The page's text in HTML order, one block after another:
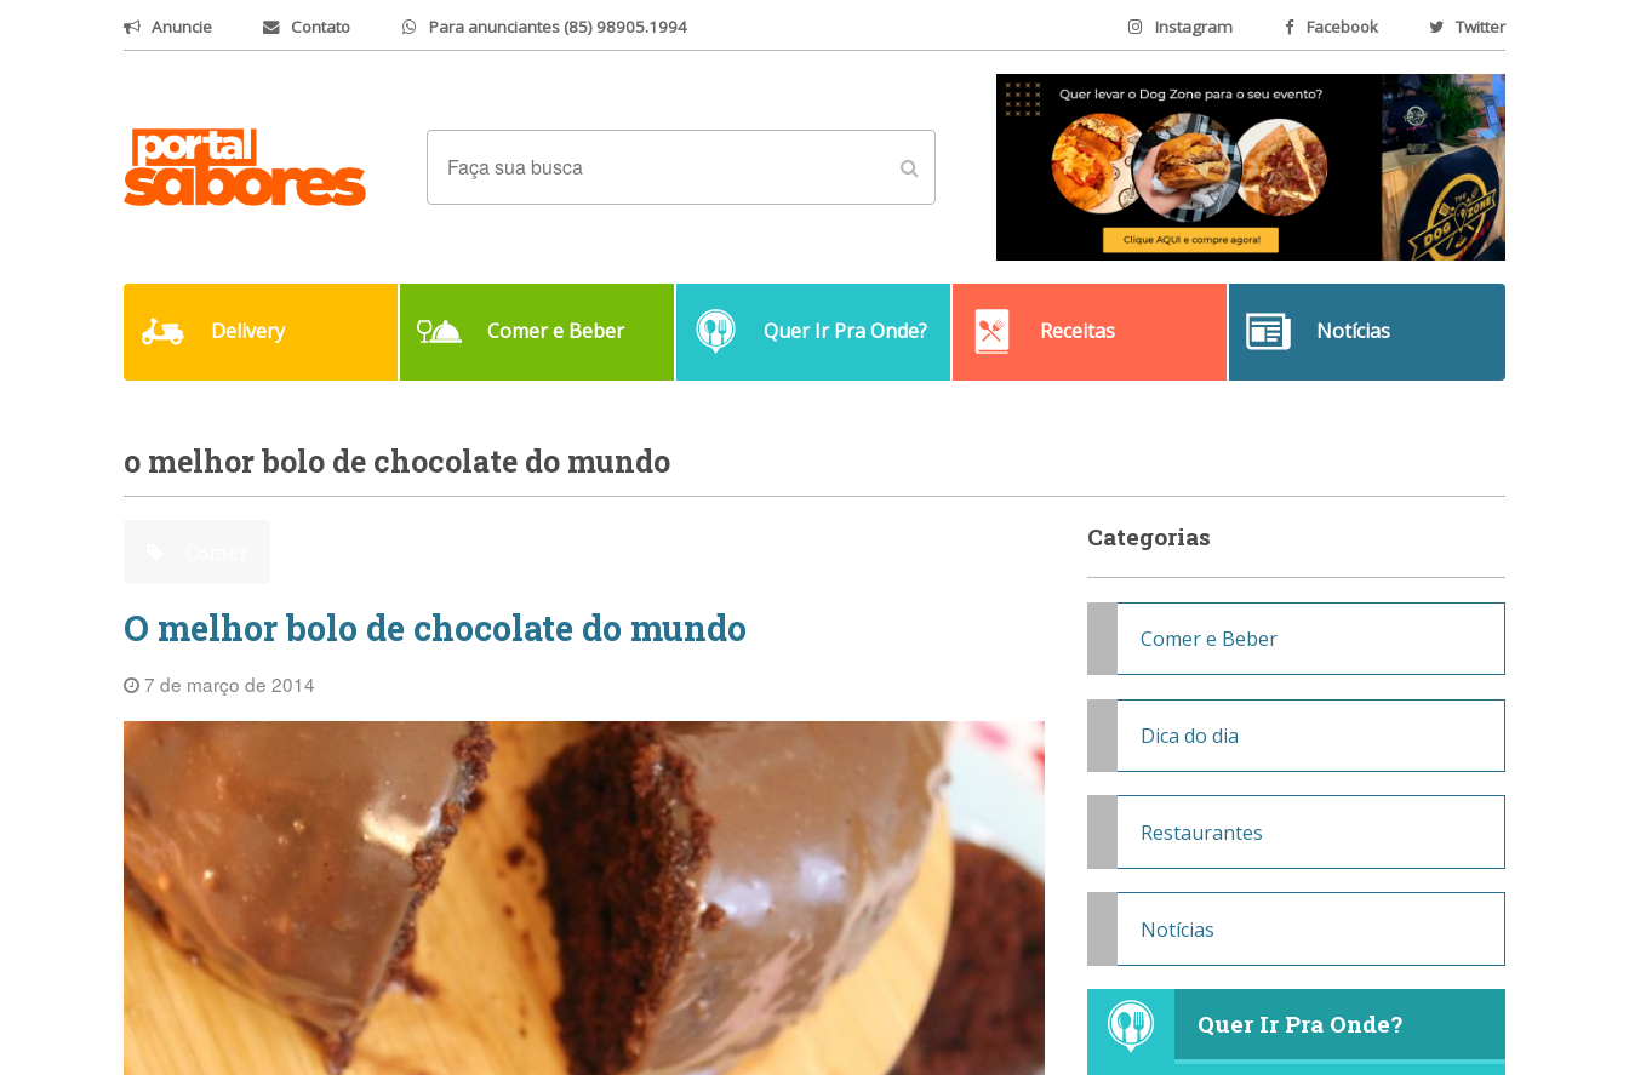
Anuncie Contato Para anunciantes (85) 98905.1994 Instagram Facebook Twitter
Delivery Comer e Beber Quer Ir Pra Onde? Receitas Notícias
o melhor bolo de chocolate do mundo
O melhor bolo de chocolate do mundo
7 de março de 2014
Categorias
Comer e Beber
Dica do dia
Restaurantes
Notícias
Quer Ir Pra Onde?